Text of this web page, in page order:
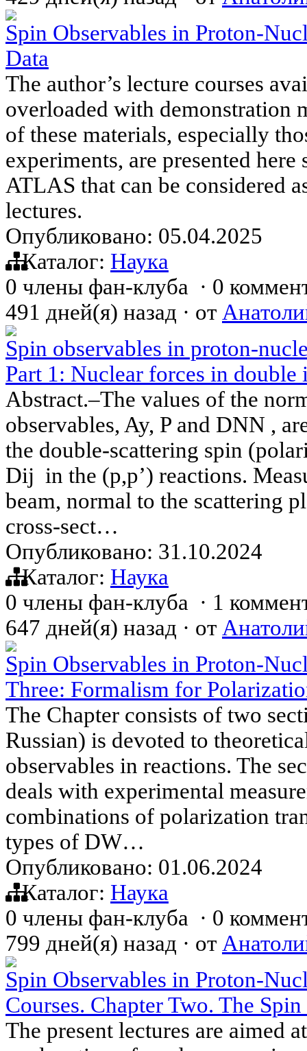
Spin Observables in Proton-
Data
The author’s lecture courses
overloaded with demonstration
of these materials, especially
experiments, are presented
ATLAS that can be considered
lectures.
Опубликовано: 05.04.2025
Каталог: Наука
0 члены фан-клуба · 0
491 дней(я) назад · от
Spin observables in proton-
Part 1: Nuclear forces in double
Abstract.–The values of the
observables, Ay, P and DNN ,
the double-scattering spin
Dij in the (p,p’) reactions.
beam, normal to the scattering
cross-sect…
Опубликовано: 31.10.2024
Каталог: Наука
0 члены фан-клуба · 1
647 дней(я) назад · от
Spin Observables in Proton-
Three: Formalism for
The Chapter consists of two
Russian) is devoted to
observables in reactions. The
deals with experimental
combinations of polarization
types of DW…
Опубликовано: 01.06.2024
Каталог: Наука
0 члены фан-клуба · 0
799 дней(я) назад · от
Spin Observables in Proton-
Courses. Chapter Two. The
The present lectures are aimed